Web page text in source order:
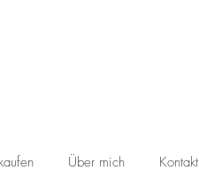
Über mich Kontakt